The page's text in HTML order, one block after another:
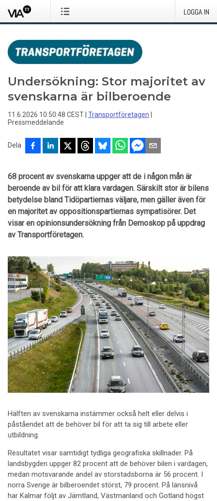
LOGGA IN
Undersökning: Stor majoritet av
svenskarna är bilberoende
11.6.2026 10:50:48 CEST Transportföretagen
Pressmeddelande
Dela
68 procent av svenskarna uppger att de i någon mån är
beroende av bil för att klara vardagen. Särskilt stor är bilens
betydelse bland Tidöpartiernas väljare, men gäller även för
en majoritet av oppositionspartiernas sympatisörer. Det
visar en opinionsundersökning från Demoskop på uppdrag
av Transportföretagen.
Hälften av svenskarna instämmer också helt eller delvis i
påståendet att de behöver bil för att ta sig till arbete eller
utbildning.
Resultatet visar samtidigt tydliga geografiska skillnader. På
landsbygden uppger 82 procent att de behöver bilen i vardagen,
medan motsvarande andel av storstadsborna är 56 procent. I
norra Sverige är bilberoendet störst, 79 procent. På länsnivå
har Kalmar följt av Jämtland, Västmanland och Gotland högst